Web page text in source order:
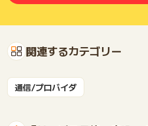
関連するカテゴリー
通信/プロバイダ